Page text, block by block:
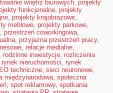
wnętrz biurowych, projekty
funkcjonalne, projekty
, projekty krajobrazowe,
meblowe, projekty parkowe,
, przestrzeń coworkingowa,
, przyjazna przestrzeń pracy,
, relacje medialne,
, rodzinne inwestycje, rozliczenia
rynek nieruchomości, rynek
techniczne, sieci neuronowe,
międzynarodowa, społeczna
, spot reklamowy, spotkania